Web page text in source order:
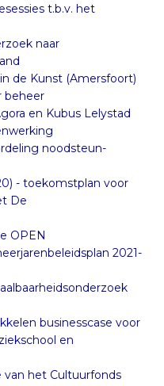
t.b.v. het
naar
de Kunst (Amersfoort)
beheer
en Kubus Lelystad
noodsteun-
- toekomstplan voor
De
OPEN
2021-
businesscase voor
en
van het Cultuurfonds